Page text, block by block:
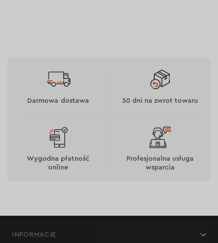
Darmowa dostawa 30 dni na zwrot towaru
Wygodna płatność
online
Profesjonalna usługa
wsparcia
INFORMACJE